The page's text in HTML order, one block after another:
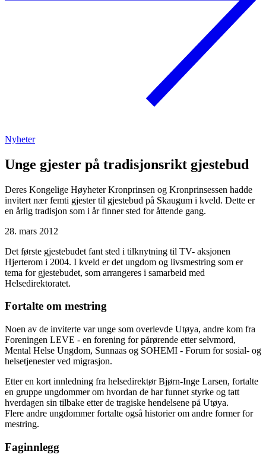
Nyheter
Unge gjester på tradisjonsrikt gjestebud
Deres Kongelige Høyheter Kronprinsen og Kronprinsessen hadde
invitert nær femti gjester til gjestebud på Skaugum i kveld. Dette er
en årlig tradisjon som i år finner sted for åttende gang.
28. mars 2012
Det første gjestebudet fant sted i tilknytning til TV- aksjonen
Hjerterom i 2004. I kveld er det ungdom og livsmestring som er
tema for gjestebudet, som arrangeres i samarbeid med
Helsedirektoratet.
Fortalte om mestring
Noen av de inviterte var unge som overlevde Utøya, andre kom fra
Foreningen LEVE - en forening for pårørende etter selvmord,
Mental Helse Ungdom, Sunnaas og SOHEMI - Forum for sosial- og
helsetjenester ved migrasjon.
Etter en kort innledning fra helsedirektør Bjørn-Inge Larsen, fortalte
en gruppe ungdommer om hvordan de har funnet styrke og tatt
hverdagen sin tilbake etter de tragiske hendelsene på Utøya.
Flere andre ungdommer fortalte også historier om andre former for
mestring.
Faginnlegg